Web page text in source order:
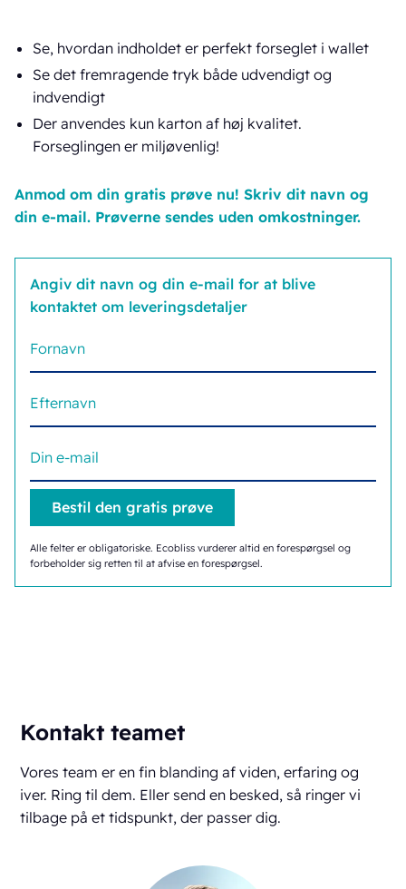
Se, hvordan indholdet er perfekt forseglet i wallet
Se det fremragende tryk både udvendigt og
indvendigt
Der anvendes kun karton af høj kvalitet.
Forseglingen er miljøvenlig!
Anmod om din gratis prøve nu! Skriv dit navn og
din e-mail. Prøverne sendes uden omkostninger.
Angiv dit navn og din e-mail for at blive
kontaktet om leveringsdetaljer
Alle felter er obligatoriske. Ecobliss vurderer altid en forespørgsel og
forbeholder sig retten til at afvise en forespørgsel.
Kontakt teamet
Vores team er en fin blanding af viden, erfaring og
iver. Ring til dem. Eller send en besked, så ringer vi
tilbage på et tidspunkt, der passer dig.